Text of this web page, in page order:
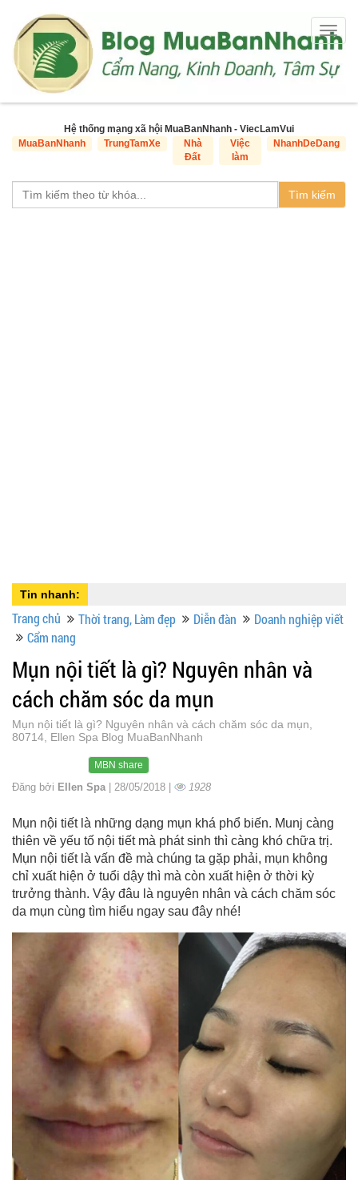
Hệ thống mạng xã hội MuaBanNhanh - ViecLamVui
MuaBanNhanh
TrungTamXe
Nhà
Đất
Việc
làm
NhanhDeDang
Tìm kiếm
Tin nhanh:
Trang chủ Thời trang, Làm đẹp Diễn đàn
Doanh nghiệp viết
Cẩm nang
Mụn nội tiết là gì? Nguyên nhân và
cách chăm sóc da mụn
Mụn nội tiết là gì? Nguyên nhân và cách chăm sóc da mụn,
80714, Ellen Spa Blog MuaBanNhanh
MBN share
Đăng bởi Ellen Spa | 28/05/2018 | 1928
Mụn nội tiết là những dạng mụn khá phổ biến. Munj càng
thiên về yếu tố nội tiết mà phát sinh thì càng khó chữa trị.
Mụn nội tiết là vấn đề mà chúng ta gặp phải, mụn không
chỉ xuất hiện ở tuổi dậy thì mà còn xuất hiện ở thời kỳ
trưởng thành. Vậy đâu là nguyên nhân và cách chăm sóc
da mụn cùng tìm hiểu ngay sau đây nhé!